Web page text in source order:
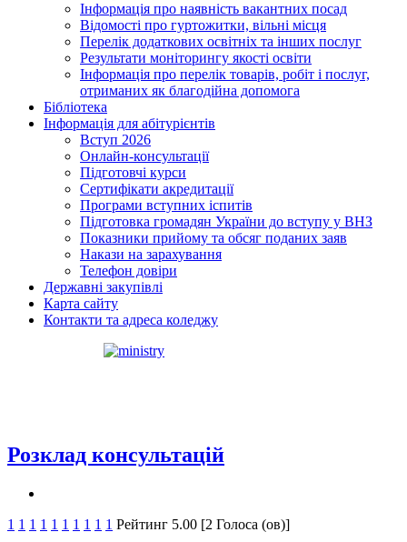
Інформація про наявність вакантних посад
Відомості про гуртожитки, вільні місця
Перелік додаткових освітніх та інших послуг
Результати моніторингу якості освіти
Інформація про перелік товарів, робіт і послуг,
отриманих як благодійна допомога
Бібліотека
Інформація для абітурієнтів
Вступ 2026
Онлайн-консультації
Підготовчі курси
Сертифікати акредитації
Програми вступних іспитів
Підготовка громадян України до вступу у ВНЗ
Показники прийому та обсяг поданих заяв
Накази на зарахування
Телефон довіри
Державні закупівлі
Карта сайту
Контакти та адреса коледжу
Розклад консультацій
1 1 1 1 1 1 1 1 1 1 Рейтинг 5.00 [2 Голоса (ов)]